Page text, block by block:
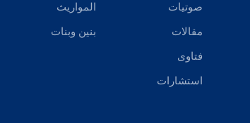
صوتيات
مقالات
فتاوى
استشارات
المواريث
بنين وبنات